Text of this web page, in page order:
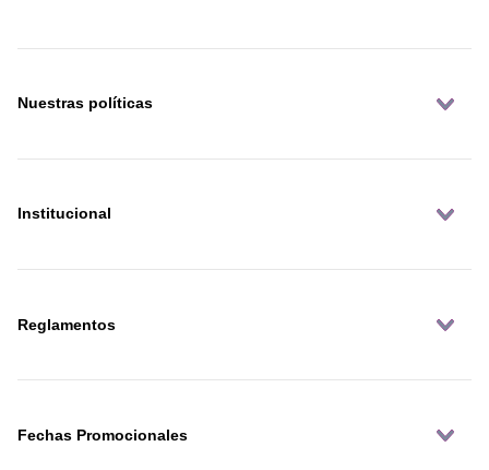
Nuestras políticas
Institucional
Reglamentos
Fechas Promocionales